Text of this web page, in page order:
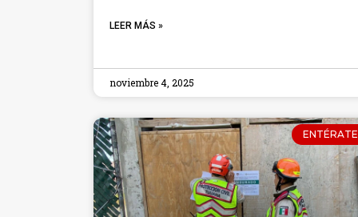
LEER MÁS »
noviembre 4, 2025
ENTÉRATE